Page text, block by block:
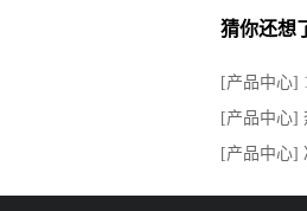
猜你还想
[产品中心]
[产品中心]
[产品中心]